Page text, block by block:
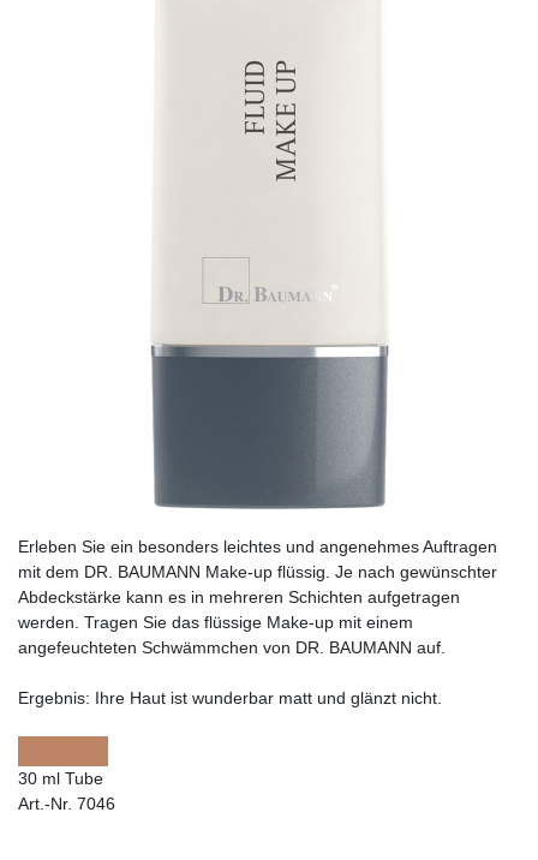
Erleben Sie ein besonders leichtes und angenehmes Auftragen
mit dem DR. BAUMANN Make-up flüssig. Je nach gewünschter
Abdeckstärke kann es in mehreren Schichten aufgetragen
werden. Tragen Sie das flüssige Make-up mit einem
angefeuchteten Schwämmchen von DR. BAUMANN auf.
Ergebnis: Ihre Haut ist wunderbar matt und glänzt nicht.
30 ml Tube
Art.-Nr. 7046